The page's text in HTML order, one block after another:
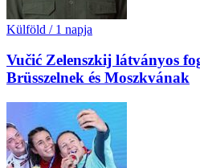
Külföld / 1 napja
Vučić Zelenszkij látványos
Brüsszelnek és Moszkvának